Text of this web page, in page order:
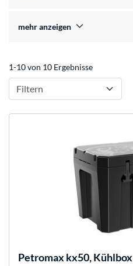
mehr anzeigen
1-10 von 10 Ergebnisse
Filtern
Petromaxkx50, Kühlbox